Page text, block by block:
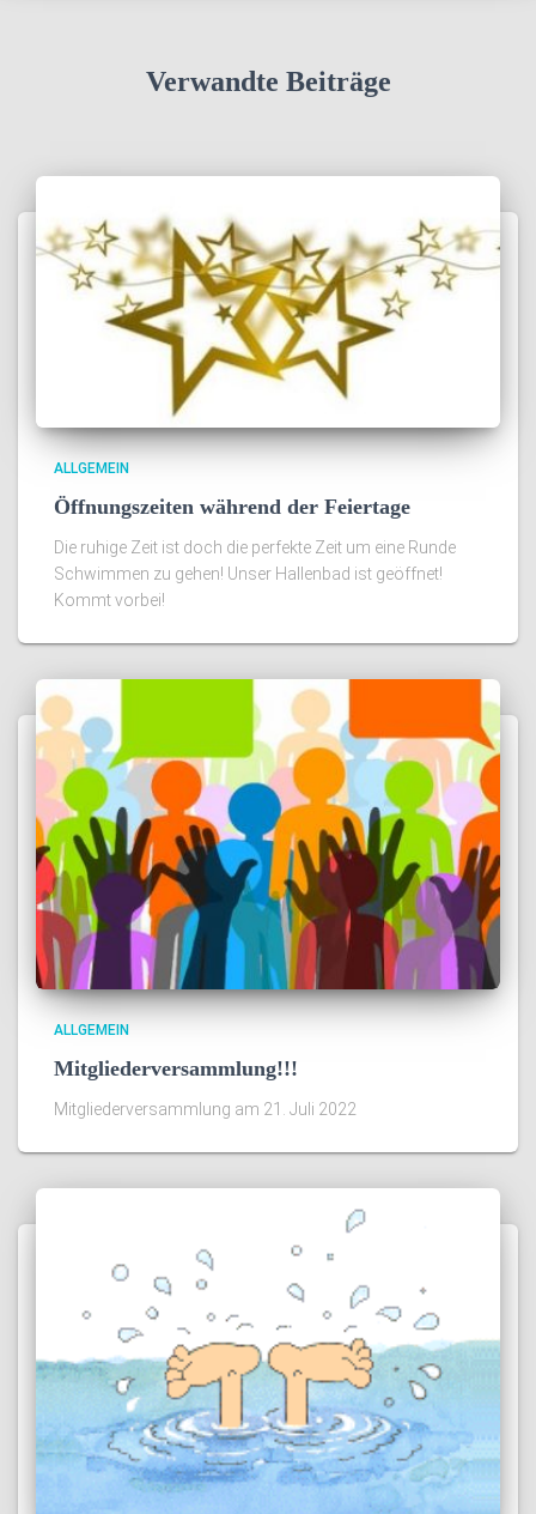
Verwandte Beiträge
ALLGEMEIN
Öffnungszeiten während der Feiertage
Die ruhige Zeit ist doch die perfekte Zeit um eine Runde
Schwimmen zu gehen! Unser Hallenbad ist geöffnet!
Kommt vorbei!
ALLGEMEIN
Mitgliederversammlung!!!
Mitgliederversammlung am 21. Juli 2022